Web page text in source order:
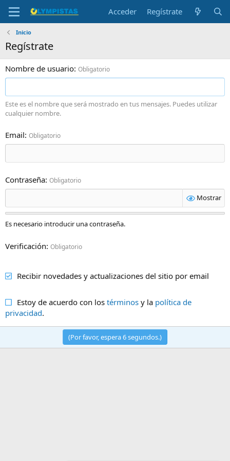
Acceder Regístrate
Inicio
Regístrate
Nombre de usuario Obligatorio
Este es el nombre que será mostrado en tus mensajes. Puedes utilizar
cualquier nombre.
Email Obligatorio
Contraseña Obligatorio
Mostrar
Es necesario introducir una contraseña.
Verificación Obligatorio
Recibir novedades y actualizaciones del sitio por email
Estoy de acuerdo con los términosy la política de
privacidad.
(Por favor, espera6segundos.)